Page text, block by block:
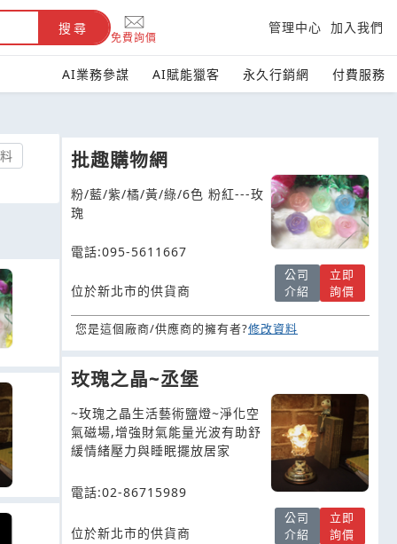
搜尋
免費詢價
管理中心 加入我們
AI業務參謀 AI賦能獵客 永久行銷網 付費服務
批趣購物網
粉/藍/紫/橘/黃/綠/6色 粉紅---玫
瑰
電話:095-5611667
位於新北市的供貨商
公司
介紹
立即
詢價
您是這個廠商/供應商的擁有者?修改資料
玫瑰之晶~丞堡
~玫瑰之晶生活藝術鹽燈~淨化空
氣磁場,增強財氣能量光波有助舒
緩情緒壓力與睡眠擺放居家
電話:02-86715989
位於新北市的供貨商
公司
介紹
立即
詢價